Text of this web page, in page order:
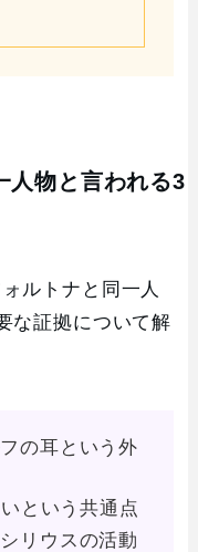
人物と言われる3
ルトナと同一人
な証拠について解
の耳という外
という共通点
リウスの活動